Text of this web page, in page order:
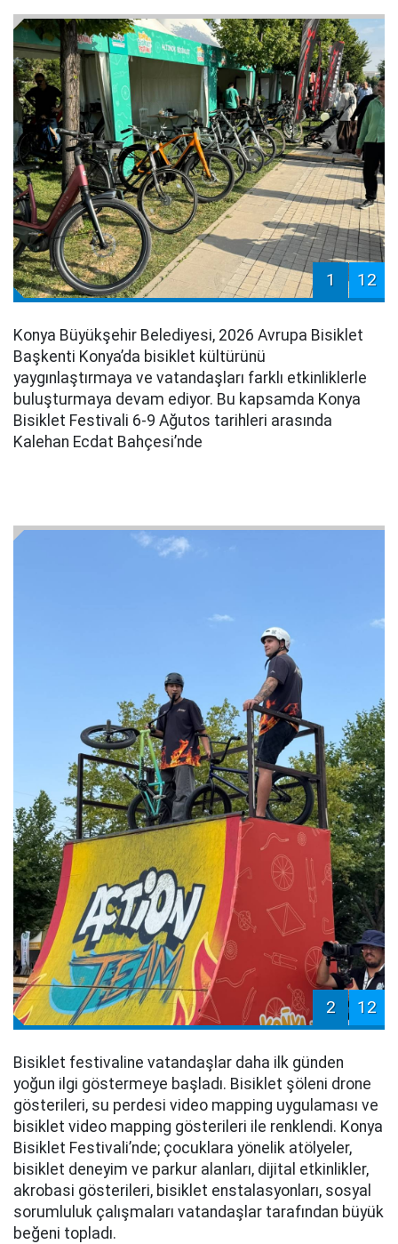
1 12
Konya Büyükşehir Belediyesi, 2026 Avrupa Bisiklet
Başkenti Konya’da bisiklet kültürünü
yaygınlaştırmaya ve vatandaşları farklı etkinliklerle
buluşturmaya devam ediyor. Bu kapsamda Konya
Bisiklet Festivali 6-9 Ağutos tarihleri arasında
Kalehan Ecdat Bahçesi’nde
2 12
Bisiklet festivaline vatandaşlar daha ilk günden
yoğun ilgi göstermeye başladı. Bisiklet şöleni drone
gösterileri, su perdesi video mapping uygulaması ve
bisiklet video mapping gösterileri ile renklendi. Konya
Bisiklet Festivali’nde; çocuklara yönelik atölyeler,
bisiklet deneyim ve parkur alanları, dijital etkinlikler,
akrobasi gösterileri, bisiklet enstalasyonları, sosyal
sorumluluk çalışmaları vatandaşlar tarafından büyük
beğeni topladı.